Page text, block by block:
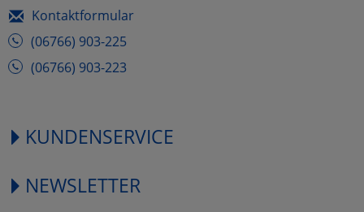
Kontaktformular
(06766) 903-225
(06766) 903-223
KUNDENSERVICE
NEWSLETTER